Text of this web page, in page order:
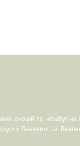
емоцій та
Львовом та